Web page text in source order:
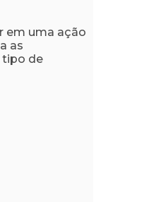
em uma ação
as
tipo de